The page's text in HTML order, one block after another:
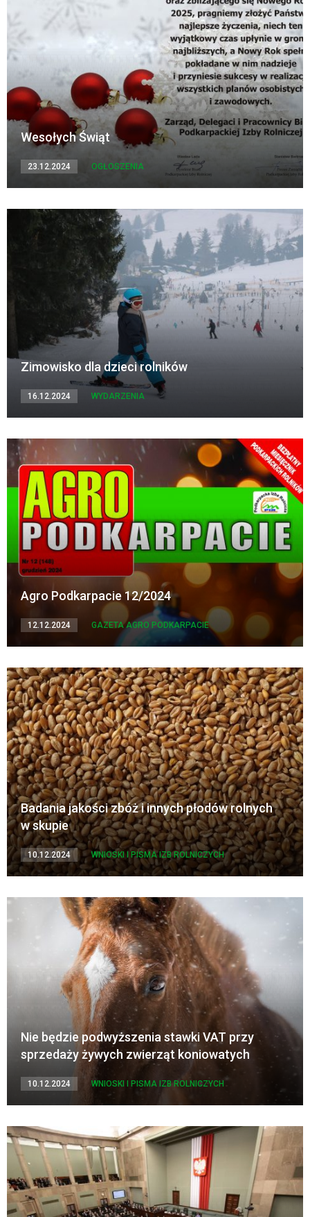
Wesołych Świąt
23.12.2024 OGŁOSZENIA
Zimowisko dla dzieci rolników
16.12.2024 WYDARZENIA
Agro Podkarpacie 12/2024
12.12.2024 GAZETA AGRO PODKARPACIE
Badania jakości zbóż i innych płodów rolnych
w skupie
10.12.2024 WNIOSKI I PISMA IZB ROLNICZYCH
Nie będzie podwyższenia stawki VAT przy
sprzedaży żywych zwierząt koniowatych
10.12.2024 WNIOSKI I PISMA IZB ROLNICZYCH